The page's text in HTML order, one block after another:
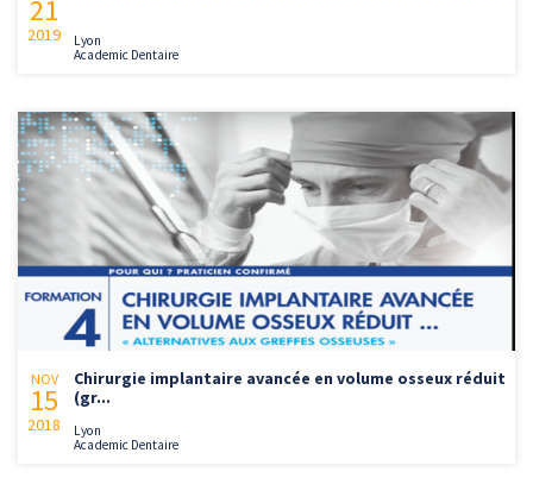
21
2019
Lyon
Academic Dentaire
NOV
15
2018
Chirurgie implantaire avancée en volume osseux réduit
(gr...
Lyon
Academic Dentaire